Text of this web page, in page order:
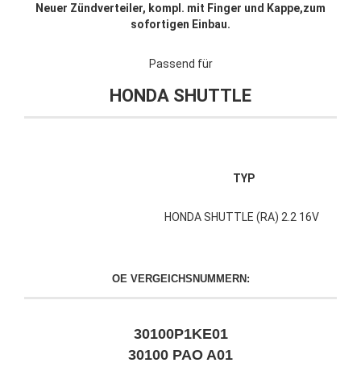
Neuer Zündverteiler, kompl. mit Finger und Kappe,zum
sofortigen Einbau.
Passend für
HONDA SHUTTLE
TYP
HONDA SHUTTLE (RA) 2.2 16V
OE VERGEICHSNUMMERN:
30100P1KE01
30100 PAO A01